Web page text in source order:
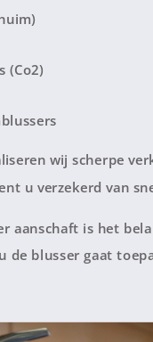
(Co2)
wij scherpe
u verzekerd van
aanschaft is het
de blusser gaat